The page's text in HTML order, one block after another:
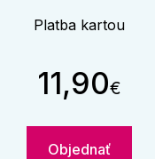
Platba kartou
11,90€
Objednať